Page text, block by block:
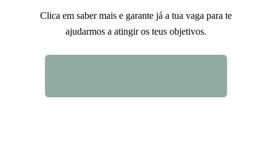
Clica em saber mais e garante já a tua vaga para te
ajudarmos a atingir os teus objetivos.